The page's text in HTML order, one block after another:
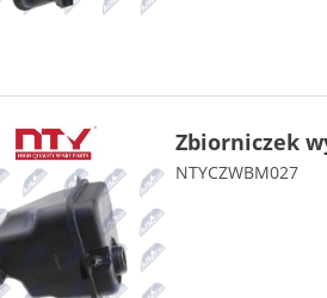
Zbiorniczek
NTYCZWBM027